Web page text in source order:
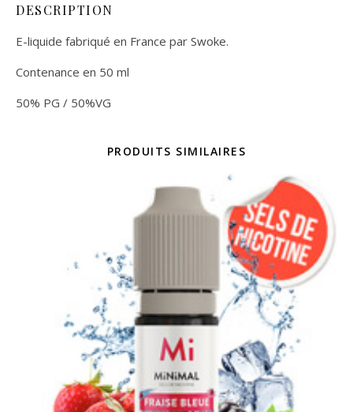
DESCRIPTION
E-liquide fabriqué en France par Swoke.
Contenance en 50 ml
50% PG / 50%VG
PRODUITS SIMILAIRES